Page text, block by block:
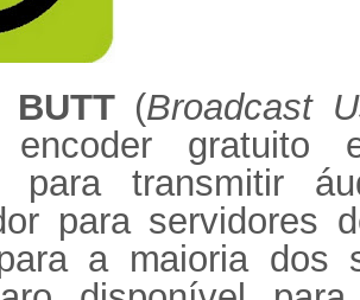
BUTT (Broadcast
encoder
para transmitir
para servidores
a maioria dos